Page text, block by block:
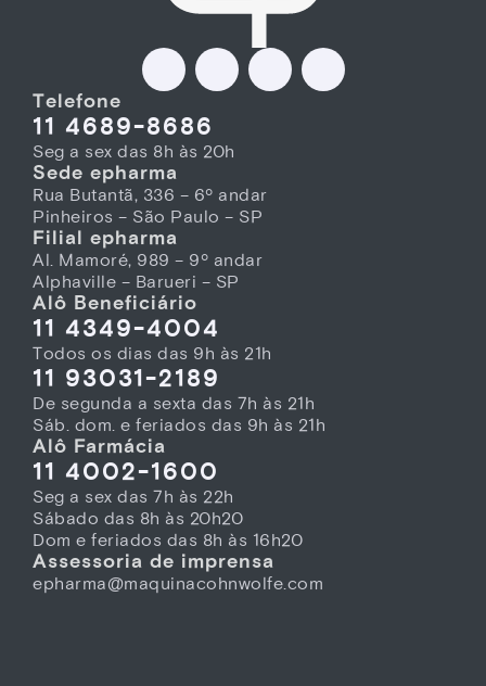
Telefone
11 4689-8686
Seg a sex das 8h às 20h
Sede epharma
Rua Butantã, 336 – 6º andar
Pinheiros – São Paulo – SP
Filial epharma
Al. Mamoré, 989 – 9º andar
Alphaville – Barueri – SP
Alô Beneficiário
11 4349-4004
Todos os dias das 9h às 21h
11 93031-2189
De segunda a sexta das 7h às 21h
Sáb. dom. e feriados das 9h às 21h
Alô Farmácia
11 4002-1600
Seg a sex das 7h às 22h
Sábado das 8h às 20h20
Dom e feriados das 8h às 16h20
Assessoria de imprensa
epharma@maquinacohnwolfe.com